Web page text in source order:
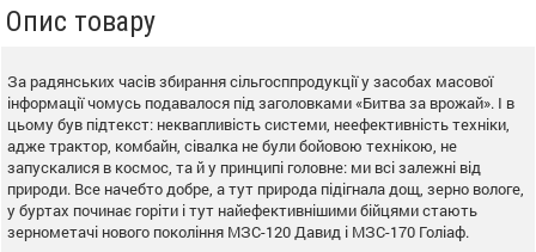
Опис товару
За радянських часів збирання сільгосппродукції у засобах масової
інформації чомусь подавалося під заголовками «Битва за врожай». І в
цьому був підтекст: неквапливість системи, неефективність техніки,
адже трактор, комбайн, сівалка не були бойовою технікою, не
запускалися в космос, та й у принципі головне: ми всі залежні від
природи. Все начебто добре, а тут природа підігнала дощ, зерно вологе,
у буртах починає горіти і тут найефективнішими бійцями стають
зернометачі нового покоління МЗС-120 Давид і МЗС-170 Голіаф.